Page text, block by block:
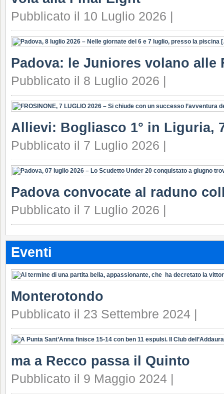
Pubblicato il 10 Luglio 2026 |
Padova: le Juniores volano alle
Pubblicato il 8 Luglio 2026 |
Allievi: Bogliasco 1° in Liguria,
Pubblicato il 7 Luglio 2026 |
Padova convocate al raduno
Pubblicato il 7 Luglio 2026 |
Eventi
Monterotondo
Pubblicato il 23 Settembre 2024 |
ma a Recco passa il Quinto
Pubblicato il 9 Maggio 2024 |